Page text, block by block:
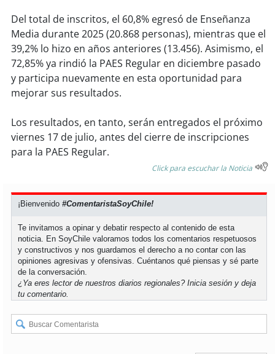
temuco
soy valdivia
soy osorno
soy chiloé
Del total de inscritos, el 60,8% egresó de Enseñanza
Media durante 2025 (20.868 personas), mientras que el
39,2% lo hizo en años anteriores (13.456). Asimismo, el
72,85% ya rindió la PAES Regular en diciembre pasado
y participa nuevamente en esta oportunidad para
mejorar sus resultados.
Los resultados, en tanto, serán entregados el próximo
viernes 17 de julio, antes del cierre de inscripciones
para la PAES Regular.
Click para escuchar la Noticia
¡Bienvenido#ComentaristaSoyChile!
Te invitamos a opinar y debatir respecto al contenido de esta
noticia. En SoyChile valoramos todos los comentarios respetuosos
y constructivos y nos guardamos el derecho a no contar con las
opiniones agresivas y ofensivas. Cuéntanos qué piensas y sé parte
de la conversación.
¿Ya eres lector de nuestros diarios regionales?Inicia sesión y deja
tu comentario.